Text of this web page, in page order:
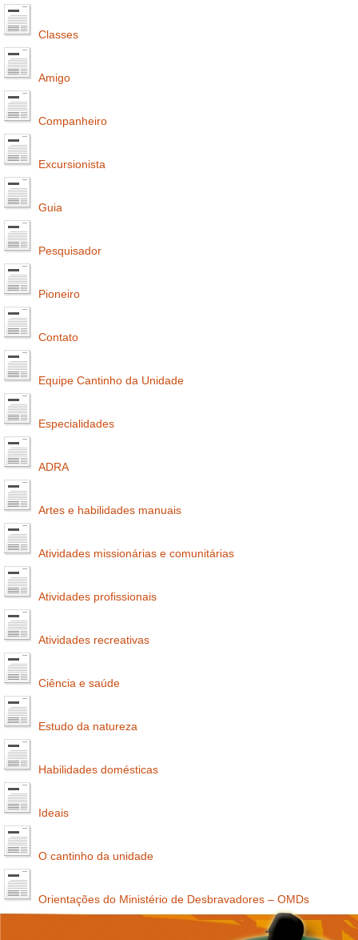
Classes
Amigo
Companheiro
Excursionista
Guia
Pesquisador
Pioneiro
Contato
Equipe Cantinho da Unidade
Especialidades
ADRA
Artes e habilidades manuais
Atividades missionárias e comunitárias
Atividades profissionais
Atividades recreativas
Ciência e saúde
Estudo da natureza
Habilidades domésticas
Ideais
O cantinho da unidade
Orientações do Ministério de Desbravadores – OMDs